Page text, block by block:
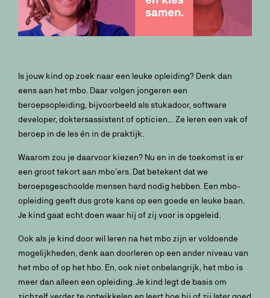
Is jouw kind op zoek naar een leuke opleiding? Denk dan
eens aan het mbo. Daar volgen jongeren een
beroepsopleiding, bijvoorbeeld als stukadoor, software
developer, doktersassistent of opticien… Ze leren een vak of
beroep in de les én in de praktijk.
Waarom zou je daarvoor kiezen? Nu en in de toekomst is er
een groot tekort aan mbo’ers. Dat betekent dat we
beroepsgeschoolde mensen hard nodig hebben. Een mbo-
opleiding geeft dus grote kans op een goede en leuke baan.
Je kind gaat echt doen waar hij of zij voor is opgeleid.
Ook als je kind door wil leren na het mbo zijn er voldoende
mogelijkheden, denk aan doorleren op een ander niveau van
het mbo of op het hbo. En, ook niet onbelangrijk, het mbo is
meer dan alleen een opleiding. Je kind legt de basis om